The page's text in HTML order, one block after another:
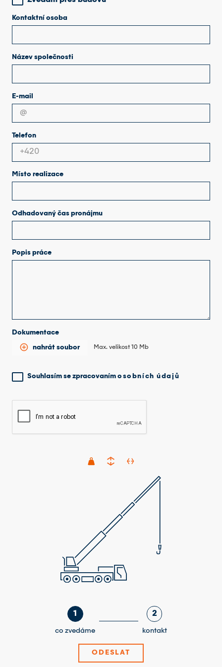
Kontaktní osoba
Název společnosti
E-mail
Telefon
Místo realizace
Odhadovaný čas pronájmu
Popis práce
Dokumentace
add_circle_outline nahrát soubor Max. velikost 10 Mb
Souhlasím se zpracovanímosobních údajů
1
co zvedáme
2
kontakt